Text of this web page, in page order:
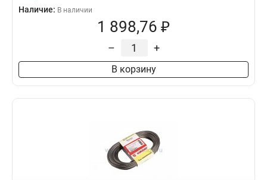
Наличие: В наличии
1 898,76 ₽
– +
В корзину